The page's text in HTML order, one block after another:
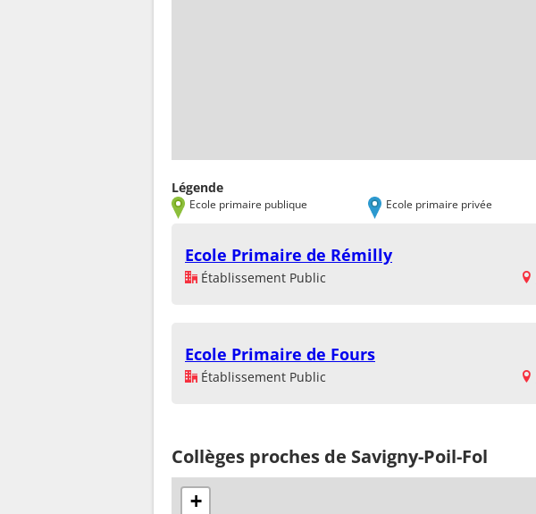
Légende
Ecole primaire publique Ecole primaire privée
Ecole Primaire de Rémilly
Établissement Public
Ecole Primaire de Fours
Établissement Public
Collèges proches de Savigny-Poil-Fol
+